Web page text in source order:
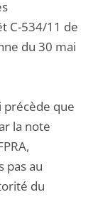
C-534/11 de
du 30 mai
précède que
la note
pas au
du